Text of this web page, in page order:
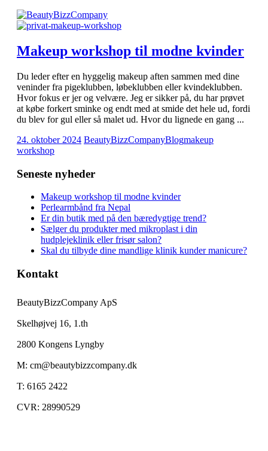
Makeup workshop til modne kvinder
Du leder efter en hyggelig makeup aften sammen med dine
veninder fra pigeklubben, løbeklubben eller kvindeklubben.
Hvor fokus er jer og velvære. Jeg er sikker på, du har prøvet
at købe forkert sminke og endt med at smide det hele ud, fordi
du blev for gul eller så malet ud. Hvor du lignede en gang ...
24. oktober 2024 BeautyBizzCompanyBlogmakeup
workshop
Seneste nyheder
Makeup workshop til modne kvinder
Perlearmbånd fra Nepal
Er din butik med på den bæredygtige trend?
Sælger du produkter med mikroplast i din
hudplejeklinik eller frisør salon?
Skal du tilbyde dine mandlige klinik kunder manicure?
Kontakt
BeautyBizzCompany ApS
Skelhøjvej 16, 1.th
2800 Kongens Lyngby
M: cm@beautybizzcompany.dk
T: 6165 2422
CVR: 28990529